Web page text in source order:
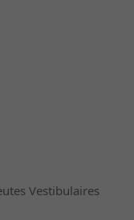
Vestibulaires